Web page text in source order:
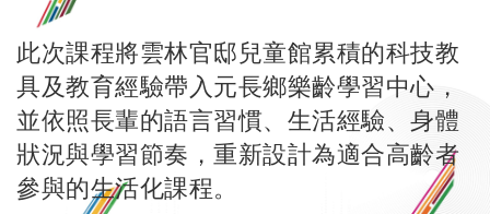
此次課程將雲林官邸兒童館累積的科技教
具及教育經驗帶入元長鄉樂齡學習中心，
並依照長輩的語言習慣、生活經驗、身體
狀況與學習節奏，重新設計為適合高齡者
參與的生活化課程。